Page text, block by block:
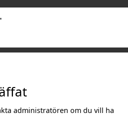
administratören om du vill ha